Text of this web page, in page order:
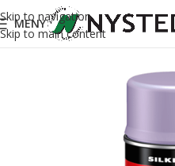
Skip to navigation
Skip to main content
MENY